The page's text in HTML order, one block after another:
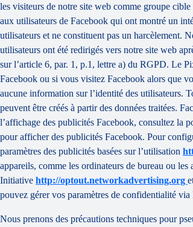
les visiteurs de notre site web comme groupe
aux utilisateurs de Facebook qui ont montré un
utilisateurs et ne constituent pas un harcèlement.
utilisateurs ont été redirigés vers notre site web
sur l’article 6, par. 1, p.1, lettre a) du RGPD. Le
Facebook ou si vous visitez Facebook alors que
aucune information sur l’identité des utilisateurs.
peuvent être créés à partir des données traitées.
l’affichage des publicités Facebook, consultez la
pour afficher des publicités Facebook. Pour
paramètres des publicités basées sur l’utilisation
appareils, comme les ordinateurs de bureau ou
Initiative http://optout.networkadvertising.org
pouvez gérer vos paramètres de confidentialité
Nous prenons des précautions techniques pour